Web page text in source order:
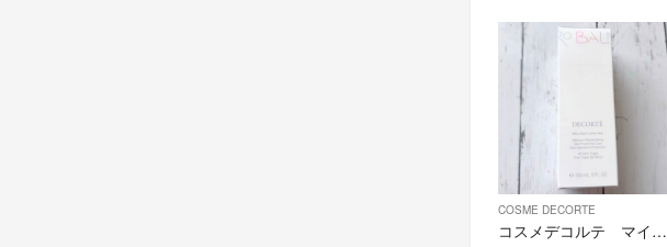
COSME DECORTE
コスメデコルテ マイクロバーム ローション ミスト